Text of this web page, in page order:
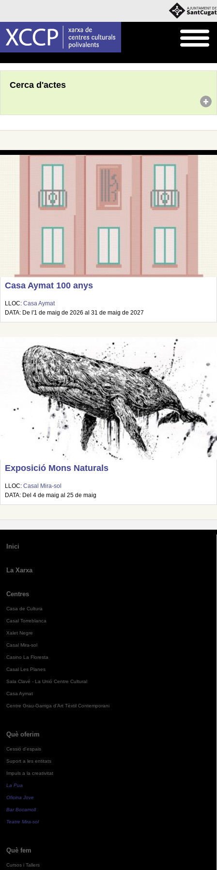
Cerca d'actes
Casa Aymat 100 anys
LLOC: Casa Aymat
DATA: De l'1 de maig de 2026 al 31 de maig de 2027
Exposició Mons Naturals
LLOC: Casal Mira-sol
DATA: Del 4 de maig al 25 de maig
Inici
La Xarxa
Centres
Casa de Cultura
Casal Torreblanca
Xalet Negre
Casal Mira-sol
Casino La Floresta
Casal Les Planes
Sala Clavé - La Unió Centre Cultural
Casa Aymat
Centre Grau-Garriga d'Art Tèxtil Contemporani
Què oferim
Cessió d'espais
Suport a les entitats
Impuls a la creativitat
La Pua
Oficina Jove
Bar Bocamoll
Teatre Mira-sol
Què fem
Cursos i Tallers